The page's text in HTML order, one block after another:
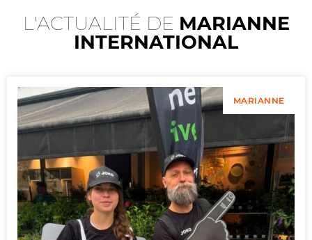
L'ACTUALITÉ DE MARIANNE
INTERNATIONAL
MARIANNE